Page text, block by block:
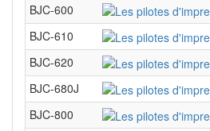
BJC-600
BJC-610
BJC-620
BJC-680J
BJC-800